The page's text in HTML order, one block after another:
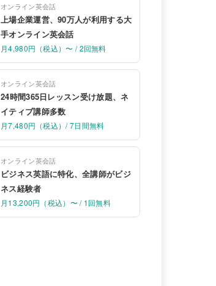
オンライン英会話
上場企業運営、90万人が利用する大
手オンライン英会話
月4,980円（税込）〜 / 2回無料
オンライン英会話
24時間365日レッスン受け放題、ネ
イティブ講師多数
月7,480円（税込）/ 7日間無料
オンライン英会話
ビジネス英語に特化、全講師がビジ
ネス経験者
月13,200円（税込）〜 / 1回無料